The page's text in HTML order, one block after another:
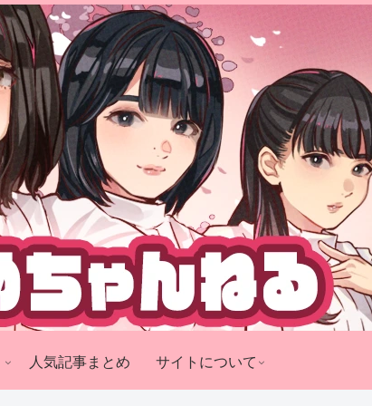
人気記事まとめ サイトについて